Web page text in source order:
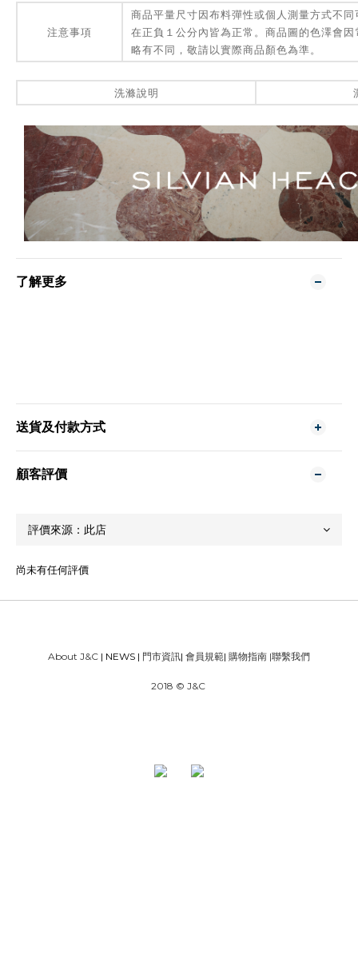
注意事項
商品平量尺寸因布料彈性或個人測量方式不
在正負１公分內皆為正常。商品圖的色澤會
略有不同，敬請以實際商品顏色為準。
洗滌說明
了解更多
送貨及付款方式
顧客評價
尚未有任何評價
About J&C | NEWS | 門市資訊| 會員規範| 購物指南 |聯繫我們
2018 © J&C